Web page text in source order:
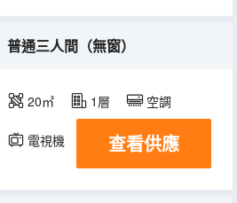
普通三人間（無窗）
20㎡ 1層 空調
電視機 查看供應